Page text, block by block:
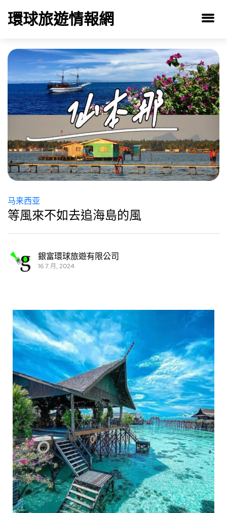
環球旅遊情報網
马来西亚
等風來不如去追海島的風
銀富環球旅遊有限公司
16 7 月, 2024